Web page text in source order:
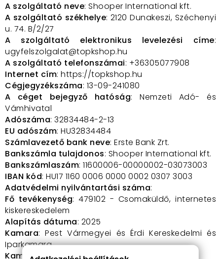
A szolgáltató neve: Shooper International kft.
A szolgáltató székhelye: 2120 Dunakeszi, Széchenyi
u. 74. B/2/27
A szolgáltató elektronikus levelezési címe:
ugyfelszolgalat@topkshop.hu
A szolgáltató telefonszámai: +36305077908
Internet cím: https://topkshop.hu
Cégjegyzékszáma: 13-09-241080
A céget bejegyző hatóság: Nemzeti Adó- és
Vámhivatal
Adószáma: 32834484-2-13
EU adószám: HU32834484
Számlavezető bank neve: Erste Bank Zrt.
Bankszámla tulajdonos: Shooper International kft.
Bankszámlaszám: 11600006-00000002-03073003
IBAN kód: HU17 1160 0006 0000 0002 0307 3003
Adatvédelmi nyilvántartási száma:
Fő tevékenység: 479102 - Csomaküldő, internetes
kiskereskedelem
Alapítás dátuma: 2025
Kamara: Pest Vármegyei és Érdi Kereskedelmi és
Iparkamara
Kamarai regisztrációs szám: PE32834484